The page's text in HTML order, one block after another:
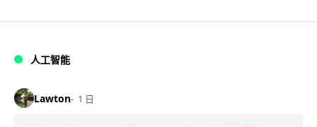
人工智能
Lawton 1 日